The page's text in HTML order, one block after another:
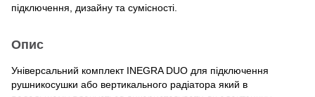
підключення, дизайну та сумісності.
Опис
Універсальний комплект INEGRA DUO для підключення
рушникосушки або вертикального радіатора який в